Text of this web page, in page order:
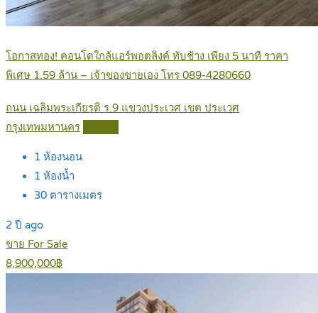
โอกาสทอง! คอนโดใกล้แอร์พอตลิงค์ ทับช้าง เพียง 5 นาที ราคา
พิเศษ 1.59 ล้าน – เจ้าของขายเอง โทร 089-4280660
ถนน เฉลิมพระเกียรติ ร.9 แขวงประเวศ เขต ประเวศ
กรุงเทพมหานคร
1 ห้องนอน
1 ห้องน้ำ
30 ตารางเมตร
2 ปี ago
ขาย For Sale
8,900,000฿